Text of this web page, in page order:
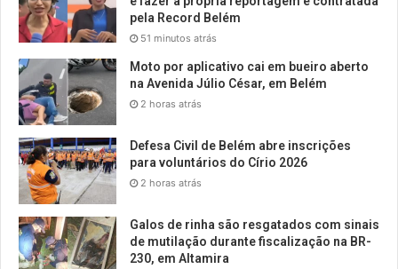
pela Record Belém
51 minutos atrás
Moto por aplicativo cai em bueiro aberto
na Avenida Júlio César, em Belém
2 horas atrás
Defesa Civil de Belém abre inscrições
para voluntários do Círio 2026
2 horas atrás
Galos de rinha são resgatados com sinais
de mutilação durante fiscalização na BR-
230, em Altamira